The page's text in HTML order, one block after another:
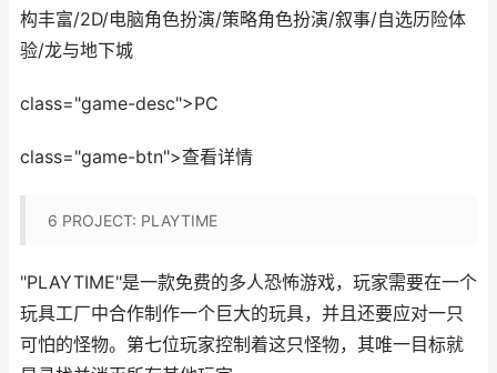
构丰富/2D/电脑角色扮演/策略角色扮演/叙事/自选历险体
验/龙与地下城
class="game-desc">PC
class="game-btn">查看详情
6 PROJECT: PLAYTIME
"PLAYTIME"是一款免费的多人恐怖游戏，玩家需要在一个
玩具工厂中合作制作一个巨大的玩具，并且还要应对一只
可怕的怪物。第七位玩家控制着这只怪物，其唯一目标就